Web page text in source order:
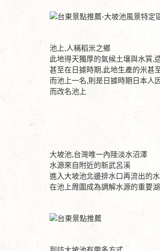
池上,人稱稻米之鄉
此地得天獨厚的氣候土壤與水質,
甚至在日據時期,此地生產的米甚
而池上一名,則是日據時期日本人
而改名池上
大坡池,台灣唯一內陸淡水沼澤
水源來自附近的新武呂溪
進入大坡池北邊排水口再流出的
在池上周圍成為調解水源的重要